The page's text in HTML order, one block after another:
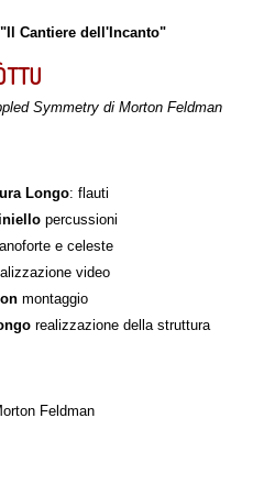
Cantiere dell'Incanto"
Symmetry di Morton Feldman
Longo: flauti
percussioni
e celeste
video
montaggio
realizzazione della struttura
Feldman